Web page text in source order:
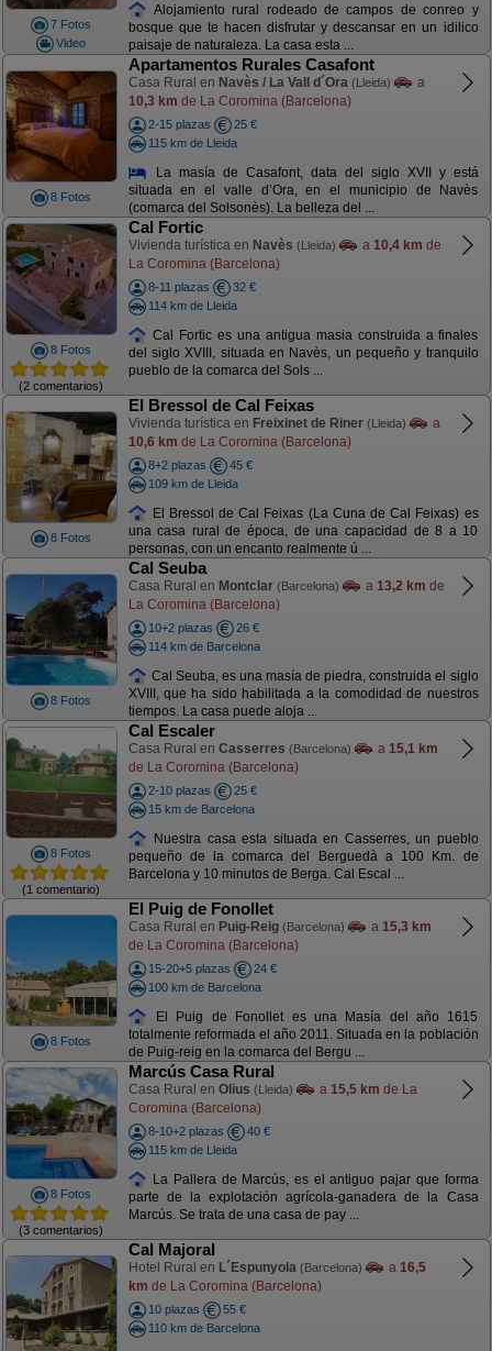
7 Fotos
Video
Alojamiento rural rodeado de campos de conreo y
bosque que te hacen disfrutar y descansar en un idilico
paisaje de naturaleza. La casa esta ...
8 Fotos
Apartamentos Rurales Casafont
Casa Rural en Navès / La Vall d´Ora (Lleida)
a
10,3 km de La Coromina (Barcelona)
2-15 plazas
25 €
115 km de Lleida
La masía de Casafont, data del siglo XVII y está
situada en el valle d’Ora, en el municipio de Navès
(comarca del Solsonès). La belleza del ...
8 Fotos
(2 comentarios)
Cal Fortic
Vivienda turística en Navès (Lleida) a 10,4 km de
La Coromina (Barcelona)
8-11 plazas
32 €
114 km de Lleida
Cal Fortic es una antigua masia construida a finales
del siglo XVIII, situada en Navès, un pequeño y tranquilo
pueblo de la comarca del Sols ...
8 Fotos
El Bressol de Cal Feixas
Vivienda turística en Freixinet de Riner (Lleida)
a
10,6 km de La Coromina (Barcelona)
8+2 plazas
45 €
109 km de Lleida
El Bressol de Cal Feixas (La Cuna de Cal Feixas) es
una casa rural de época, de una capacidad de 8 a 10
personas, con un encanto realmente ú ...
8 Fotos
Cal Seuba
Casa Rural en Montclar (Barcelona) a 13,2 km de
La Coromina (Barcelona)
10+2 plazas
26 €
114 km de Barcelona
Cal Seuba, es una masía de piedra, construida el siglo
XVIII, que ha sido habilitada a la comodidad de nuestros
tiempos. La casa puede aloja ...
8 Fotos
(1 comentario)
Cal Escaler
Casa Rural en Casserres (Barcelona) a 15,1 km
de La Coromina (Barcelona)
2-10 plazas
25 €
15 km de Barcelona
Nuestra casa esta situada en Casserres, un pueblo
pequeño de la comarca del Berguedà a 100 Km. de
Barcelona y 10 minutos de Berga. Cal Escal ...
8 Fotos
El Puig de Fonollet
Casa Rural en Puig-Reig (Barcelona) a 15,3 km
de La Coromina (Barcelona)
15-20+5 plazas
24 €
100 km de Barcelona
El Puig de Fonollet es una Masía del año 1615
totalmente reformada el año 2011. Situada en la población
de Puig-reig en la comarca del Bergu ...
8 Fotos
(3 comentarios)
Marcús Casa Rural
Casa Rural en Olius (Lleida) a 15,5 km de La
Coromina (Barcelona)
8-10+2 plazas
40 €
115 km de Lleida
La Pallera de Marcús, es el antiguo pajar que forma
parte de la explotación agrícola-ganadera de la Casa
Marcús. Se trata de una casa de pay ...
Cal Majoral
Hotel Rural en L´Espunyola (Barcelona) a 16,5
km de La Coromina (Barcelona)
10 plazas
55 €
110 km de Barcelona